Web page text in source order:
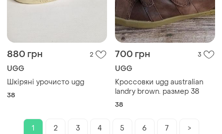
880 грн 2
UGG
Шкіряні урочисто ugg
38
700 грн 3
UGG
Кроссовки ugg australian
landry brown. размер 38
38
1 2 3 4 5 6 7 >